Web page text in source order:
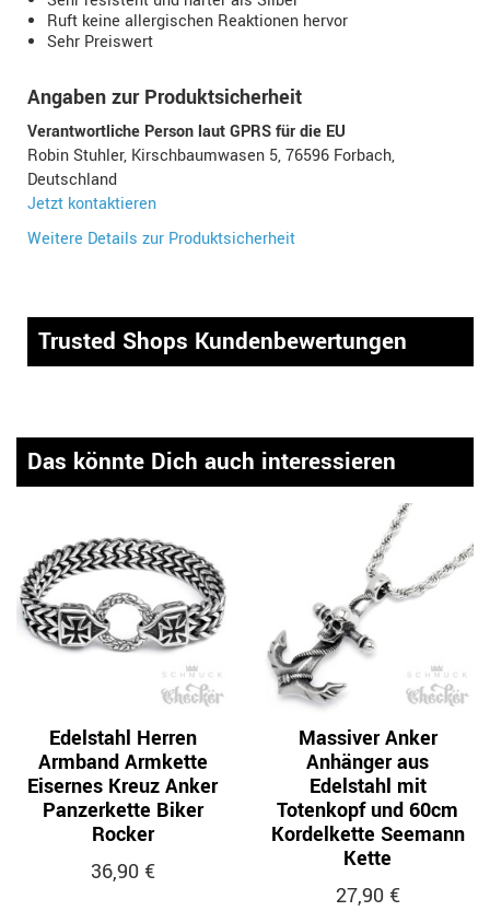
Ruft keine allergischen Reaktionen hervor
Sehr Preiswert
Angaben zur Produktsicherheit
Verantwortliche Person laut GPRS für die EU
Robin Stuhler, Kirschbaumwasen 5, 76596 Forbach,
Deutschland
Jetzt kontaktieren
Weitere Details zur Produktsicherheit
Trusted Shops Kundenbewertungen
Das könnte Dich auch interessieren
Edelstahl Herren
Armband Armkette
Eisernes Kreuz Anker
Panzerkette Biker
Rocker
36,90 €
Massiver Anker
Anhänger aus
Edelstahl mit
Totenkopf und 60cm
Kordelkette Seemann
Kette
27,90 €